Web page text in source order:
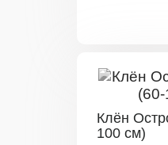
Клён
100 см)